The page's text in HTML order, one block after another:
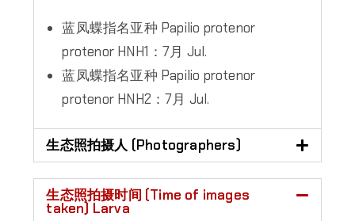
蓝凤蝶指名亚种 Papilio protenor
protenor HNH1：7月 Jul.
蓝凤蝶指名亚种 Papilio protenor
protenor HNH2：7月 Jul.
生态照拍摄人 (Photographers)
生态照拍摄时间 (Time of images
taken) Larva